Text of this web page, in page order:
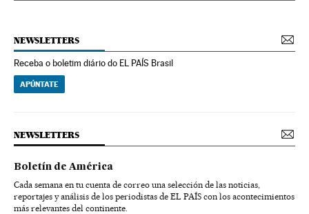
NEWSLETTERS
Receba o boletim diário do EL PAÍS Brasil
APÚNTATE
NEWSLETTERS
Boletín de América
Cada semana en tu cuenta de correo una selección de las noticias,
reportajes y análisis de los periodistas de EL PAÍS con los acontecimientos
más relevantes del continente.